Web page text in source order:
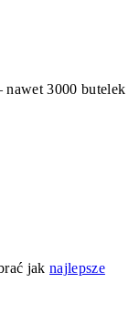
nawet 3000 butelek
jaknajlepsze